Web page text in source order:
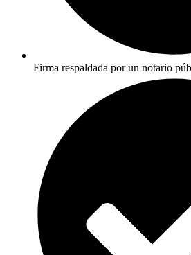
Firma respaldada por un notario